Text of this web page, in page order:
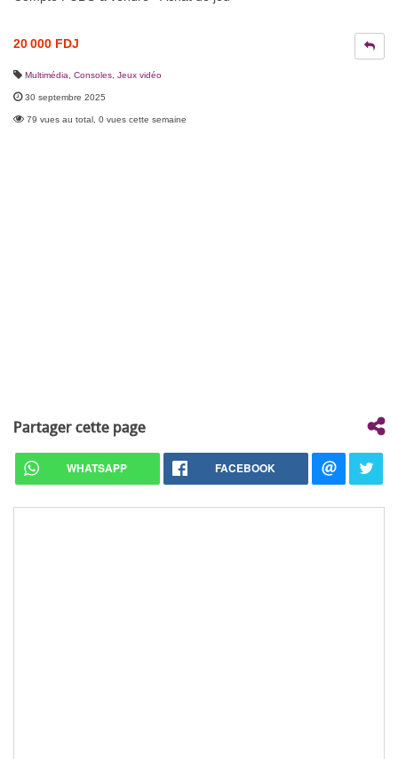
20 000 FDJ
Multimédia Consoles, Jeux vidéo
30 septembre 2025
79 vues au total, 0 vues cette semaine
Partager cette page
WHATSAPP FACEBOOK